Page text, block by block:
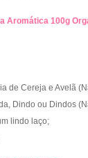
Aromática 100g
de Cereja e Avelã
Dindo ou Dindos
lindo laço;